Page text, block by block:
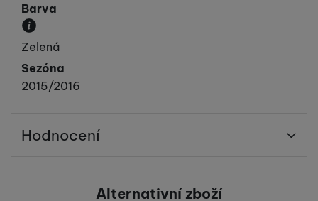
Barva
Převládající barva výrobku.
Zelená
Sezóna
2015/2016
Hodnocení
Alternativní zboží